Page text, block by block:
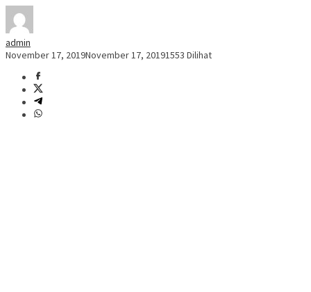
admin
November 17, 2019November 17, 20191553 Dilihat